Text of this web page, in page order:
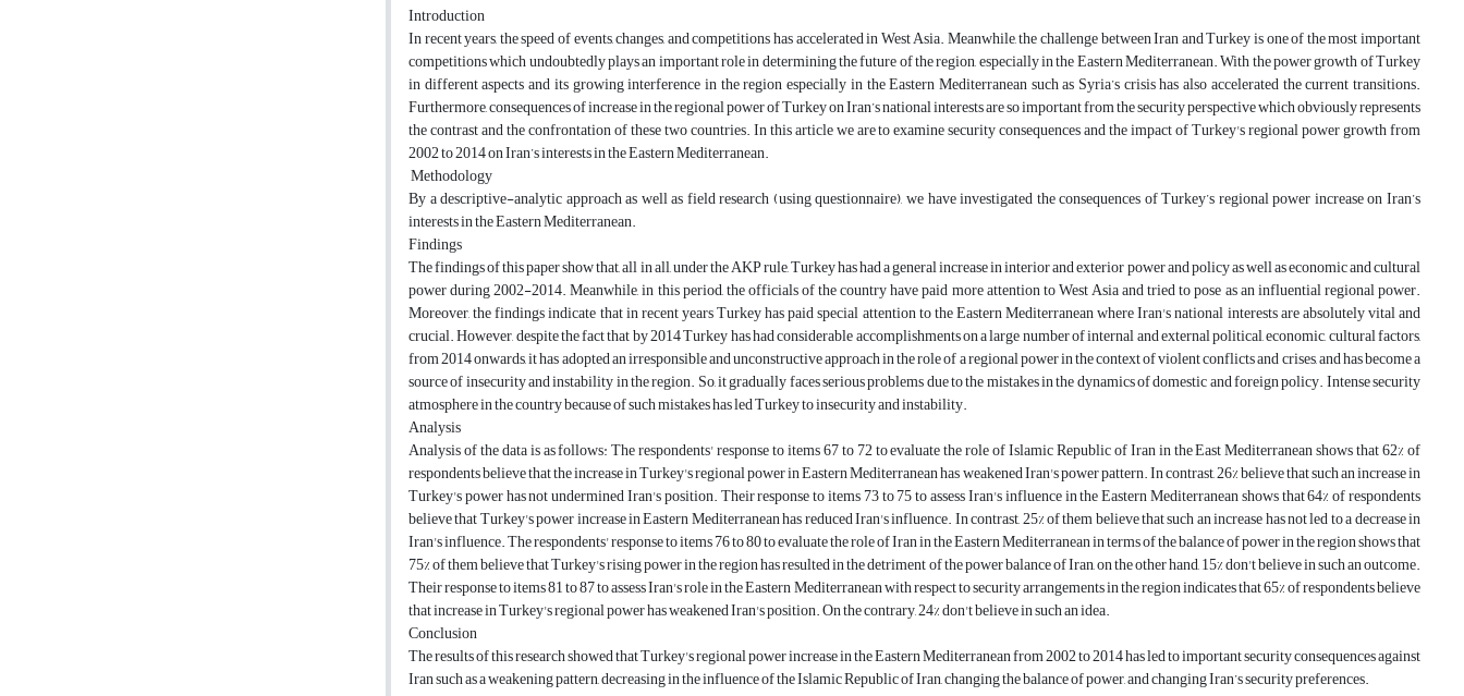
Introduction
In recent years, the speed of events, changes, and competitions has accelerated in West Asia. Meanwhile, the challenge between Iran and Turkey is one of the most important
competitions which undoubtedly plays an important role in determining the future of the region, especially in the Eastern Mediterranean. With the power growth of Turkey
in different aspects and its growing interference in the region especially in the Eastern Mediterranean such as Syria’s crisis has also accelerated the current transitions.
Furthermore, consequences of increase in the regional power of Turkey on Iran’s national interests are so important from the security perspective which obviously represents
the contrast and the confrontation of these two countries. In this article we are to examine security consequences and the impact of Turkey's regional power growth from
2002 to 2014 on Iran’s interests in the Eastern Mediterranean.
Methodology
By a descriptive-analytic approach as well as field research (using questionnaire), we have investigated the consequences of Turkey’s regional power increase on Iran’s
interests in the Eastern Mediterranean.
Findings
The findings of this paper show that, all in all, under the AKP rule, Turkey has had a general increase in interior and exterior power and policy as well as economic and cultural
power during 2002-2014. Meanwhile, in this period, the officials of the country have paid more attention to West Asia and tried to pose as an influential regional power.
Moreover, the findings indicate that in recent years Turkey has paid special attention to the Eastern Mediterranean where Iran's national interests are absolutely vital and
crucial. However, despite the fact that by 2014 Turkey has had considerable accomplishments on a large number of internal and external political, economic, cultural factors,
from 2014 onwards, it has adopted an irresponsible and unconstructive approach in the role of a regional power in the context of violent conflicts and crises, and has become a
source of insecurity and instability in the region. So, it gradually faces serious problems due to the mistakes in the dynamics of domestic and foreign policy. Intense security
atmosphere in the country because of such mistakes has led Turkey to insecurity and instability.
Analysis
Analysis of the data is as follows: The respondents' response to items 67 to 72 to evaluate the role of Islamic Republic of Iran in the East Mediterranean shows that 62% of
respondents believe that the increase in Turkey's regional power in Eastern Mediterranean has weakened Iran's power pattern. In contrast, 26% believe that such an increase in
Turkey's power has not undermined Iran's position. Their response to items 73 to 75 to assess Iran's influence in the Eastern Mediterranean shows that 64% of respondents
believe that Turkey's power increase in Eastern Mediterranean has reduced Iran's influence. In contrast, 25% of them believe that such an increase has not led to a decrease in
Iran's influence. The respondents' response to items 76 to 80 to evaluate the role of Iran in the Eastern Mediterranean in terms of the balance of power in the region shows that
75% of them believe that Turkey's rising power in the region has resulted in the detriment of the power balance of Iran, on the other hand, 15% don't believe in such an outcome.
Their response to items 81 to 87 to assess Iran's role in the Eastern Mediterranean with respect to security arrangements in the region indicates that 65% of respondents believe
that increase in Turkey's regional power has weakened Iran's position. On the contrary, 24% don't believe in such an idea.
Conclusion
The results of this research showed that Turkey's regional power increase in the Eastern Mediterranean from 2002 to 2014 has led to important security consequences against
Iran such as a weakening pattern, decreasing in the influence of the Islamic Republic of Iran, changing the balance of power, and changing Iran’s security preferences.